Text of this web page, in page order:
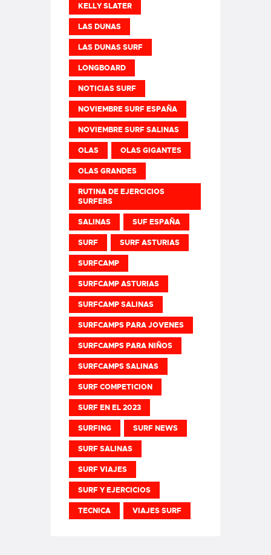
KELLY SLATER
LAS DUNAS
LAS DUNAS SURF
LONGBOARD
NOTICIAS SURF
NOVIEMBRE SURF ESPAÑA
NOVIEMBRE SURF SALINAS
OLAS OLAS GIGANTES
OLAS GRANDES
RUTINA DE EJERCICIOS
SURFERS
SALINAS SUF ESPAÑA
SURF SURF ASTURIAS
SURFCAMP
SURFCAMP ASTURIAS
SURFCAMP SALINAS
SURFCAMPS PARA JOVENES
SURFCAMPS PARA NIÑOS
SURFCAMPS SALINAS
SURF COMPETICION
SURF EN EL 2023
SURFING SURF NEWS
SURF SALINAS
SURF VIAJES
SURF Y EJERCICIOS
TECNICA VIAJES SURF